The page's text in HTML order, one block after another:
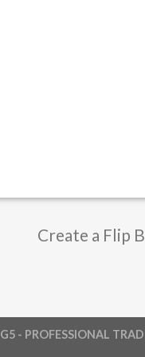
Create a Flip
G5 - PROFESSIONAL